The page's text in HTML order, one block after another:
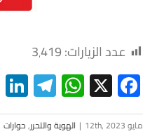
عدد الزيارات:3٬419
Facebook
X
مايو 12th, 2023 | الهوية والتحرر,حوارات